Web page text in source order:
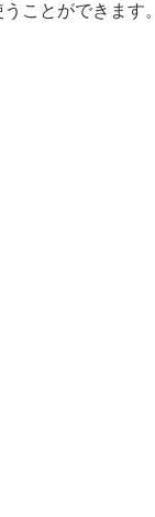
ことができます。